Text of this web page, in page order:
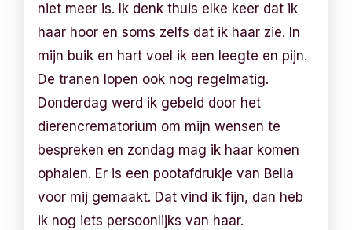
niet meer is. Ik denk thuis elke keer dat ik
haar hoor en soms zelfs dat ik haar zie. In
mijn buik en hart voel ik een leegte en pijn.
De tranen lopen ook nog regelmatig.
Donderdag werd ik gebeld door het
dierencrematorium om mijn wensen te
bespreken en zondag mag ik haar komen
ophalen. Er is een pootafdrukje van Bella
voor mij gemaakt. Dat vind ik fijn, dan heb
ik nog iets persoonlijks van haar.